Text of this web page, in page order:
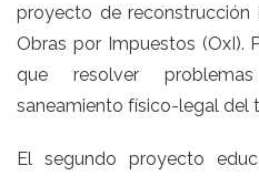
proyecto de
Obras por Impuestos (OxI).
que resolver
saneamiento físico-legal del
El segundo proyecto